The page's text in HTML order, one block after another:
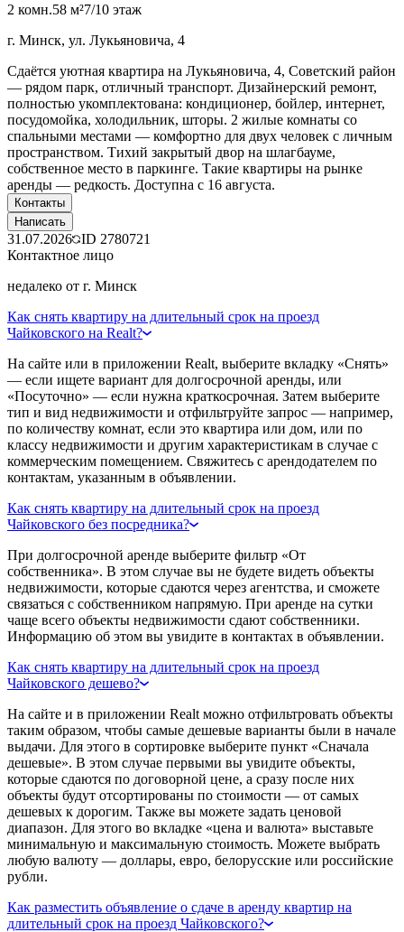
2 комн.58 м²7/10 этаж
г. Минск, ул. Лукьяновича, 4
Сдаётся уютная квартира на Лукьяновича, 4, Советский район
— рядом парк, отличный транспорт. Дизайнерский ремонт,
полностью укомплектована: кондиционер, бойлер, интернет,
посудомойка, холодильник, шторы. 2 жилые комнаты со
спальными местами — комфортно для двух человек с личным
пространством. Тихий закрытый двор на шлагбауме,
собственное место в паркинге. Такие квартиры на рынке
аренды — редкость. Доступна с 16 августа.
Контакты
Написать
31.07.2026 ID 2780721
Контактное лицо
недалеко от г. Минск
Как снять квартиру на длительный срок на проезд
Чайковского на Realt?
На сайте или в приложении Realt, выберите вкладку «Снять»
— если ищете вариант для долгосрочной аренды, или
«Посуточно» — если нужна краткосрочная. Затем выберите
тип и вид недвижимости и отфильтруйте запрос — например,
по количеству комнат, если это квартира или дом, или по
классу недвижимости и другим характеристикам в случае с
коммерческим помещением. Свяжитесь с арендодателем по
контактам, указанным в объявлении.
Как снять квартиру на длительный срок на проезд
Чайковского без посредника?
При долгосрочной аренде выберите фильтр «От
собственника». В этом случае вы не будете видеть объекты
недвижимости, которые сдаются через агентства, и сможете
связаться с собственником напрямую. При аренде на сутки
чаще всего объекты недвижимости сдают собственники.
Информацию об этом вы увидите в контактах в объявлении.
Как снять квартиру на длительный срок на проезд
Чайковского дешево?
На сайте и в приложении Realt можно отфильтровать объекты
таким образом, чтобы самые дешевые варианты были в начале
выдачи. Для этого в сортировке выберите пункт «Сначала
дешевые». В этом случае первыми вы увидите объекты,
которые сдаются по договорной цене, а сразу после них
объекты будут отсортированы по стоимости — от самых
дешевых к дорогим. Также вы можете задать ценовой
диапазон. Для этого во вкладке «цена и валюта» выставьте
минимальную и максимальную стоимость. Можете выбрать
любую валюту — доллары, евро, белорусские или российские
рубли.
Как разместить объявление о сдаче в аренду квартир на
длительный срок на проезд Чайковского?